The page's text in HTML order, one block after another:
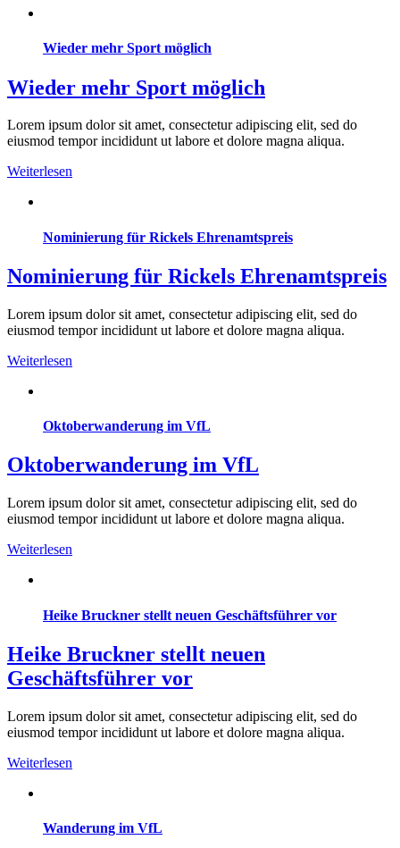
Wieder mehr Sport möglich
Wieder mehr Sport möglich
Lorem ipsum dolor sit amet, consectetur adipiscing elit, sed do
eiusmod tempor incididunt ut labore et dolore magna aliqua.
Weiterlesen
Nominierung für Rickels Ehrenamtspreis
Nominierung für Rickels Ehrenamtspreis
Lorem ipsum dolor sit amet, consectetur adipiscing elit, sed do
eiusmod tempor incididunt ut labore et dolore magna aliqua.
Weiterlesen
Oktoberwanderung im VfL
Oktoberwanderung im VfL
Lorem ipsum dolor sit amet, consectetur adipiscing elit, sed do
eiusmod tempor incididunt ut labore et dolore magna aliqua.
Weiterlesen
Heike Bruckner stellt neuen Geschäftsführer vor
Heike Bruckner stellt neuen
Geschäftsführer vor
Lorem ipsum dolor sit amet, consectetur adipiscing elit, sed do
eiusmod tempor incididunt ut labore et dolore magna aliqua.
Weiterlesen
Wanderung im VfL